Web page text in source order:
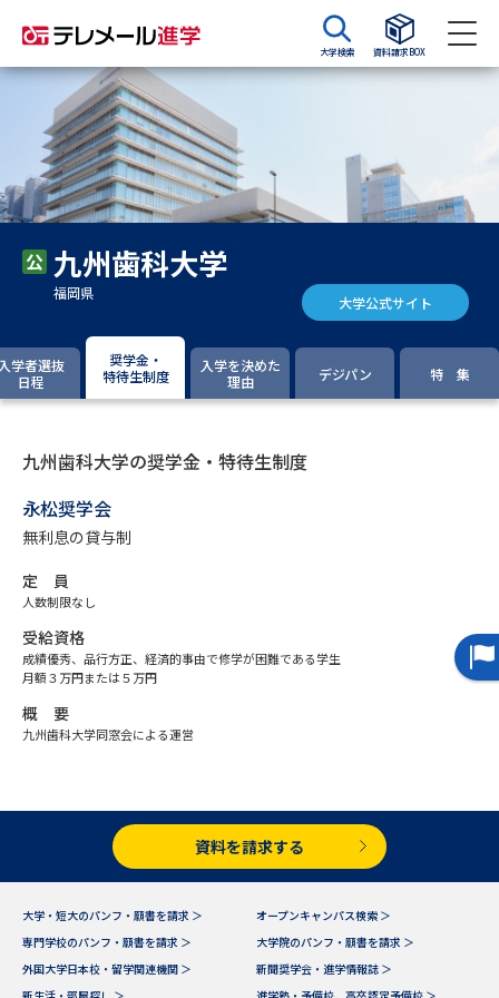
大学検索 資料請求BOX
資料請求
大学・短大の資料種類から請求
大学パンフ
集要項＆願書
大学入学共通テスト利用選抜の
過去問題集
専門学校の資料請求
大学入学共通テスト「受験上の
配慮案内」の請求
幼稚園教員資格認定試験
高等学校（情報）教員資格認定
大学研究 大学検索
大学で学べる内容や特徴を調べる
新増設大学・学部・学科特集
国際・グローバルに強い大学特
集
九州歯科大学
福岡県 大学公式サイト
学者選抜
日程
奨学金・
特待生制度
入学を決めた
理由
デジパン 特 集
九州歯科大学の奨学金・特待生制度
永松奨学会
無利息の貸与制
定 員
人数制限なし
受給資格
成績優秀、品行方正、経済的事由で修学が困難である学生
月額３万円または５万円
概 要
九州歯科大学同窓会による運営
資料を請求する
大学・短大のパンフ・願書を請求 ＞
オープンキャンパス検索 ＞
専門学校のパンフ・願書を請求 ＞
大学院のパンフ・願書を請求 ＞
外国大学日本校・留学関連機関 ＞
新聞奨学会・進学情報誌 ＞